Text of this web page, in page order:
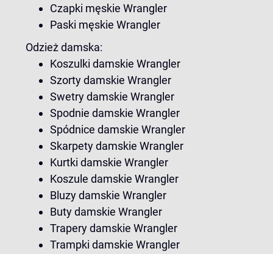
Czapki męskie Wrangler
Paski męskie Wrangler
Odzież damska:
Koszulki damskie Wrangler
Szorty damskie Wrangler
Swetry damskie Wrangler
Spodnie damskie Wrangler
Spódnice damskie Wrangler
Skarpety damskie Wrangler
Kurtki damskie Wrangler
Koszule damskie Wrangler
Bluzy damskie Wrangler
Buty damskie Wrangler
Trapery damskie Wrangler
Trampki damskie Wrangler